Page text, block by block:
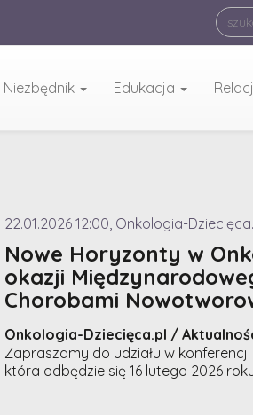
Niezbędnik Edukacja
22.01.2026 12:00, Onkologia-
Nowe Horyzonty w
okazji
Chorobami
Onkologia-Dziecięca.pl /
Zapraszamy do udziału w
która odbędzie się 16 lutego 2026